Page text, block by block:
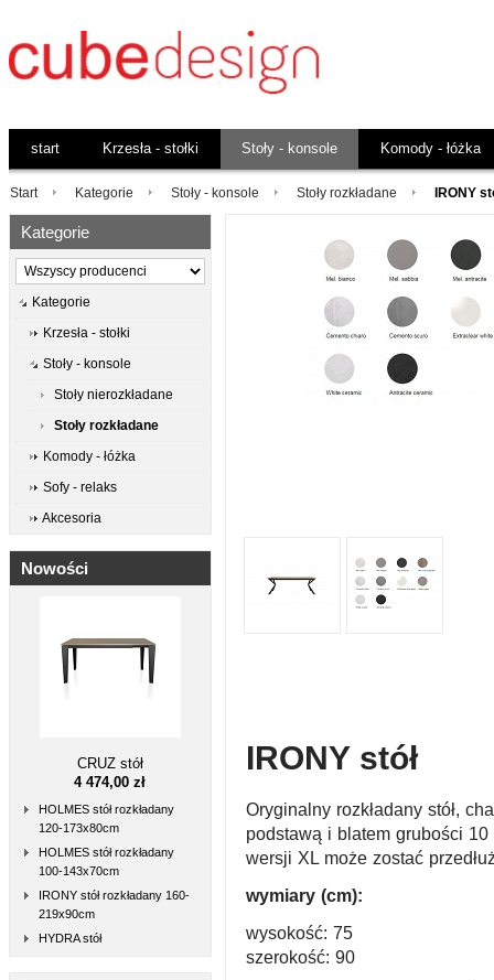
start Krzesła - stołki Stoły - konsole Komody - łóżka
Start Kategorie Stoły - konsole Stoły rozkładane IRONY
Kategorie
Kategorie
Krzesła - stołki
Stoły - konsole
Stoły nierozkładane
Stoły rozkładane
Komody - łóżka
Sofy - relaks
Akcesoria
Nowości
CRUZ stół
4 474,00 zł
HOLMES stół rozkładany
120-173x80cm
HOLMES stół rozkładany
100-143x70cm
IRONY stół rozkładany 160-
219x90cm
HYDRA stół
IRONY stół
Oryginalny rozkładany stół,
podstawą i blatem grubości
wersji XL może zostać
wymiary (cm):
wysokość: 75
szerokość: 90